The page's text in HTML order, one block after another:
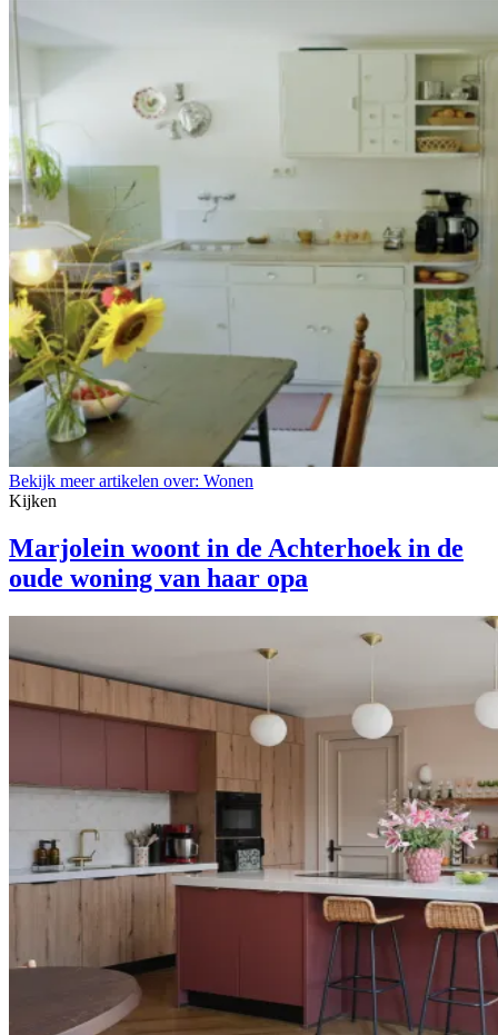
Bekijk meer artikelen over: Wonen
Kijken
Marjolein woont in de Achterhoek in de
oude woning van haar opa